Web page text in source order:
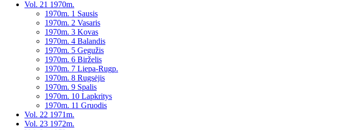
Vol. 21 1970m.
1970m. 1 Sausis
1970m. 2 Vasaris
1970m. 3 Kovas
1970m. 4 Balandis
1970m. 5 Gegužis
1970m. 6 Birželis
1970m. 7 Liepa-Rugp.
1970m. 8 Rugsėjis
1970m. 9 Spalis
1970m. 10 Lapkritys
1970m. 11 Gruodis
Vol. 22 1971m.
Vol. 23 1972m.